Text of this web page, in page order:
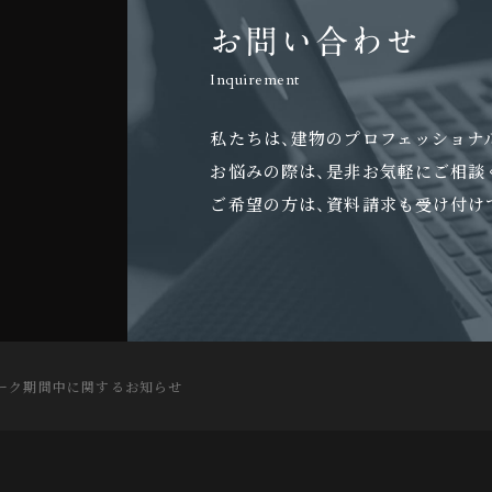
お問い合わせ
Inquirement
私たちは、建物のプロフェッショナ
お悩みの際は、是非お気軽にご相談
ご希望の方は、資料請求も受け付け
ク期間中に関するお知らせ